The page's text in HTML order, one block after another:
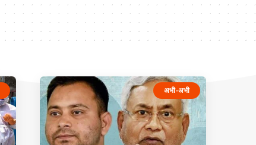
अभी-अभी